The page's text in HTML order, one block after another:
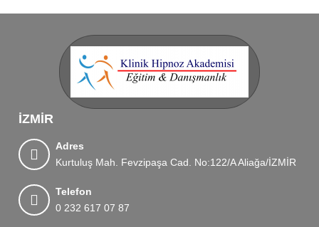
İZMIR
Adres
Kurtuluş Mah. Fevzipaşa Cad. No:122/A Aliağa/İZMİR
Telefon
0 232 617 07 87